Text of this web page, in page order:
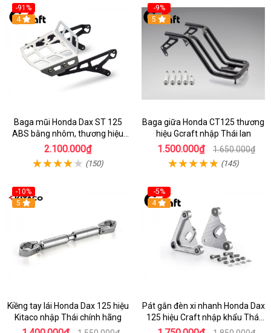
-91%
4
Baga mũi Honda Dax ST 125
ABS bằng nhôm, thương hiệu
Gcraft chính hãng
2.100.000₫
(150)
-9%
5
Baga giữa Honda CT125 thương
hiệu Gcraft nhập Thái lan
1.500.000₫ 1.650.000₫
(145)
-10%
5
Kiềng tay lái Honda Dax 125 hiệu
Kitaco nhập Thái chính hãng
-5%
4
Pát gắn đèn xi nhanh Honda Dax
125 hiệu Craft nhập khẩu Thái
Lan